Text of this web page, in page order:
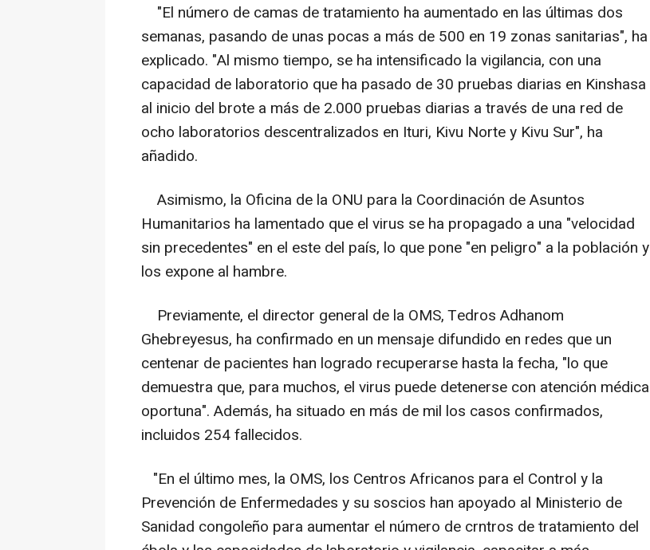
"El número de camas de tratamiento ha aumentado en las últimas dos
semanas, pasando de unas pocas a más de 500 en 19 zonas sanitarias", ha
explicado. "Al mismo tiempo, se ha intensificado la vigilancia, con una
capacidad de laboratorio que ha pasado de 30 pruebas diarias en Kinshasa
al inicio del brote a más de 2.000 pruebas diarias a través de una red de
ocho laboratorios descentralizados en Ituri, Kivu Norte y Kivu Sur", ha
añadido.
Asimismo, la Oficina de la ONU para la Coordinación de Asuntos
Humanitarios ha lamentado que el virus se ha propagado a una "velocidad
sin precedentes" en el este del país, lo que pone "en peligro" a la población y
los expone al hambre.
Previamente, el director general de la OMS, Tedros Adhanom
Ghebreyesus, ha confirmado en un mensaje difundido en redes que un
centenar de pacientes han logrado recuperarse hasta la fecha, "lo que
demuestra que, para muchos, el virus puede detenerse con atención médica
oportuna". Además, ha situado en más de mil los casos confirmados,
incluidos 254 fallecidos.
"En el último mes, la OMS, los Centros Africanos para el Control y la
Prevención de Enfermedades y su soscios han apoyado al Ministerio de
Sanidad congoleño para aumentar el número de crntros de tratamiento del